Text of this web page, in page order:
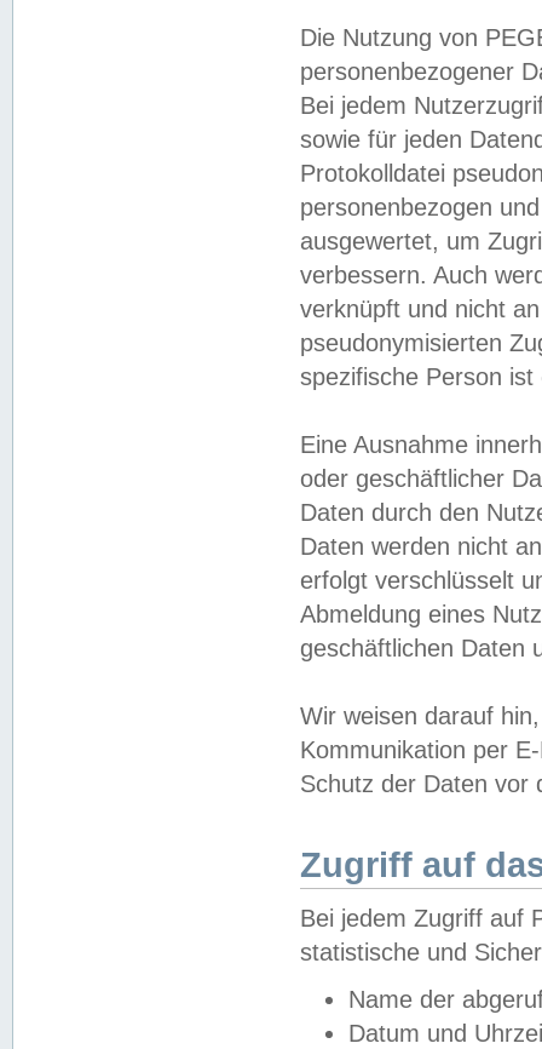
Die Nutzung von
personenbezogener
Bei jedem
sowie für jeden
Protokolldatei
personenbezogen
ausgewertet, um
verbessern. Auch
verknüpft und nicht
pseudonymisierten
spezifische Person
Eine Ausnahme
oder geschäftlicher
Daten durch den
Daten werden nicht
erfolgt verschlüsselt
Abmeldung eines
geschäftlichen Daten
Wir weisen darauf
Kommunikation per
Schutz der Daten vor
Zugriff auf
Bei jedem Zugriff auf
statistische und
Name der
Datum und